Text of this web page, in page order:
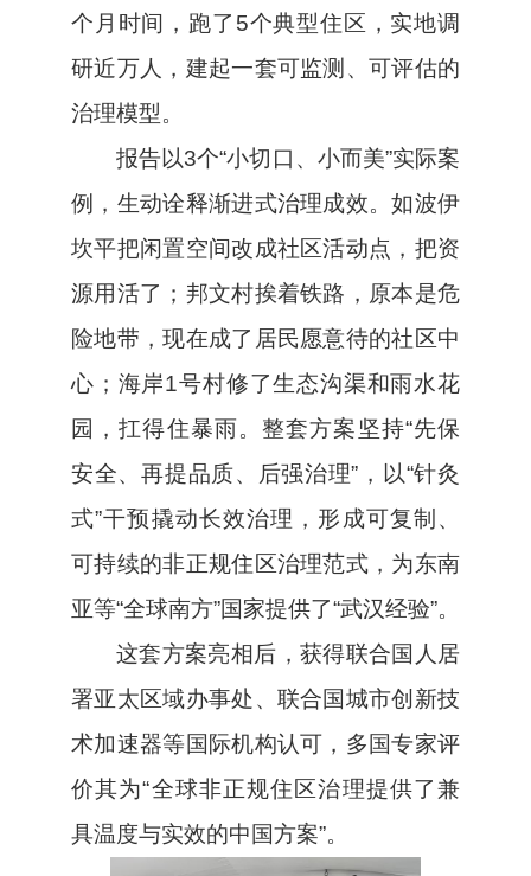
个月时间，跑了5个典型住区，实地调
研近万人，建起一套可监测、可评估的
治理模型。
报告以3个“小切口、小而美”实际案
例，生动诠释渐进式治理成效。如波伊
坎平把闲置空间改成社区活动点，把资
源用活了；邦文村挨着铁路，原本是危
险地带，现在成了居民愿意待的社区中
心；海岸1号村修了生态沟渠和雨水花
园，扛得住暴雨。整套方案坚持“先保
安全、再提品质、后强治理”，以“针灸
式”干预撬动长效治理，形成可复制、
可持续的非正规住区治理范式，为东南
亚等“全球南方”国家提供了“武汉经验”。
这套方案亮相后，获得联合国人居
署亚太区域办事处、联合国城市创新技
术加速器等国际机构认可，多国专家评
价其为“全球非正规住区治理提供了兼
具温度与实效的中国方案”。